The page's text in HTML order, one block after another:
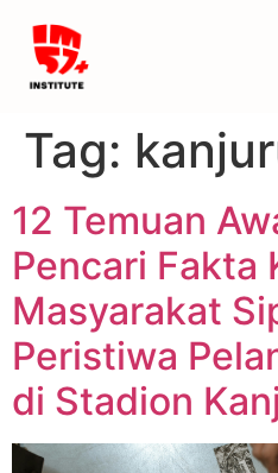
Tag:
12 Temuan
Pencari Fakta
Masyarakat
Peristiwa
di Stadion